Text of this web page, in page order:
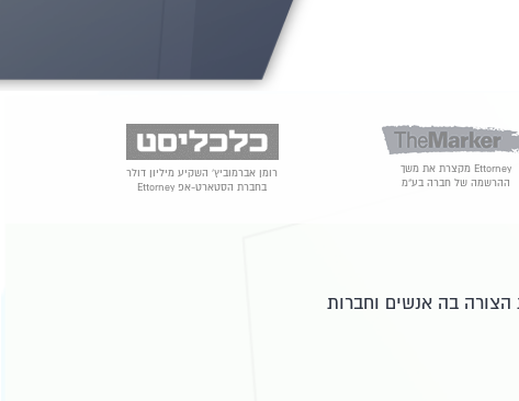
Ettorney מקצרת את משך
ההרשמה של חברה בע"מ
רומן אברמוביץ' השקיע מיליון דולר
בחברת הסטארט-אפ Ettorney
הצורה בה אנשים וחברות